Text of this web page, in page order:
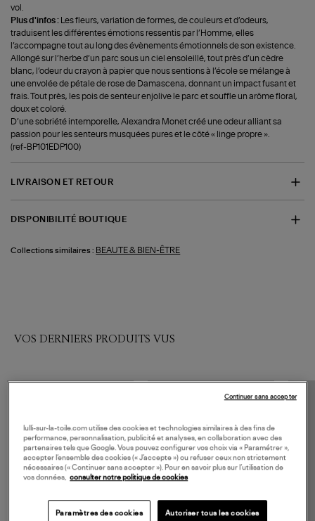
vol.
Plus d'infos :
Les fleurs, variation de formes, de couleurs et d’odeurs,
traduisent les différentes émotions ressentis par l’Homme, elles
l’accompagne tout au long des évènements émotionnels de son existence.
Allongé sur l’herbe d’un parc sous un ciel ensoleillé, tout près d’un cèdre
blanc, l’odeur du crayon à papier que nous sentions à l’école se mélange à
une envolée de pétale de rose de Damascena, donnant un impact fusant et
frais. Tout près, les pois de senteur enjolive le parc et souffle un arôme floral,
doux et coloré.
D’une sobriété intemporelle, Alexandra Monet créé une odeur alliant sa
passion pour les senteurs musquées pures et le côté « linge propre ».
(ref-BP101EDP100)
LIVRAISON ET RETOUR
DISPONIBILITÉ BOUTIQUE
Collections similaires : BEAUTE & BIEN-ÊTRE
VOS DERNIERS PRODUITS VUS
lulli-sur-la-toile.com utilise des cookies et technologies similaires à des fins de
performance, personnalisation, publicité et analyses, en collaboration avec des
partenaires tels que Google. Vous pouvez configurer vos choix via « Paramétrer »,
accepter l’ensemble des cookies (« J’accepte ») ou refuser ceux non strictement
nécessaires (« Continuer sans accepter »). Pour en savoir plus sur l’utilisation de
vos données, consulter notre politique de cookies
Paramètres des cookies Autoriser tous les cookies
Continuer sans accepter